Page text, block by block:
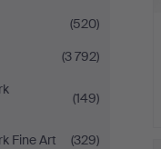
(520)
(3 792)
(149)
Fine Art
(329)